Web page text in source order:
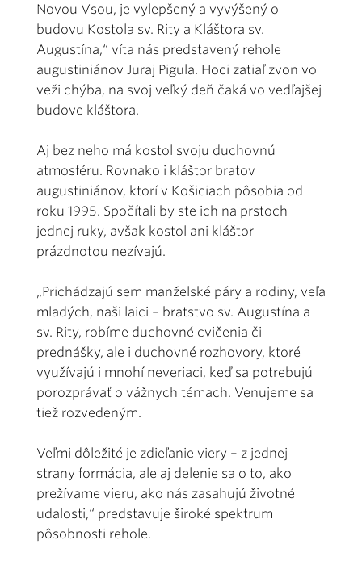
Novou Vsou, je vylepšený a vyvýšený o
budovu Kostola sv. Rity a Kláštora sv.
Augustína,“ víta nás predstavený rehole
augustiniánov Juraj Pigula. Hoci zatiaľ zvon vo
veži chýba, na svoj veľký deň čaká vo vedľajšej
budove kláštora.
Aj bez neho má kostol svoju duchovnú
atmosféru. Rovnako i kláštor bratov
augustiniánov, ktorí v Košiciach pôsobia od
roku 1995. Spočítali by ste ich na prstoch
jednej ruky, avšak kostol ani kláštor
prázdnotou nezívajú.
„Prichádzajú sem manželské páry a rodiny, veľa
mladých, naši laici – bratstvo sv. Augustína a
sv. Rity, robíme duchovné cvičenia či
prednášky, ale i duchovné rozhovory, ktoré
využívajú i mnohí neveriaci, keď sa potrebujú
porozprávať o vážnych témach. Venujeme sa
tiež rozvedeným.
Veľmi dôležité je zdieľanie viery – z jednej
strany formácia, ale aj delenie sa o to, ako
prežívame vieru, ako nás zasahujú životné
udalosti,“ predstavuje široké spektrum
pôsobnosti rehole.